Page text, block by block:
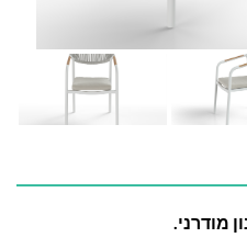
מודרני.